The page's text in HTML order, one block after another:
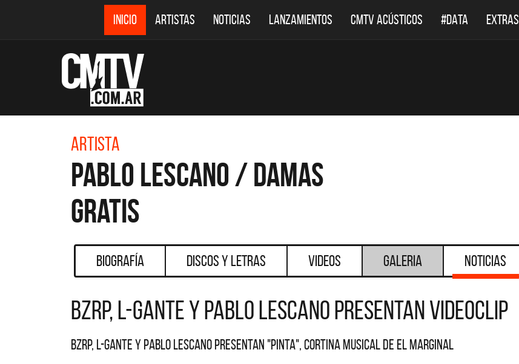
INICIO ARTISTAS NOTICIAS LANZAMIENTOS CMTV ACÚSTICOS #DATA EXTRAS
Artista
Pablo Lescano / Damas
Gratis
Biografía Discos y Letras Videos Galeria Noticias
BZRP, L-Gante y Pablo Lescano presentan videoclip
BZRP, L-Gante y Pablo Lescano presentan "Pinta", cortina musical de El marginal